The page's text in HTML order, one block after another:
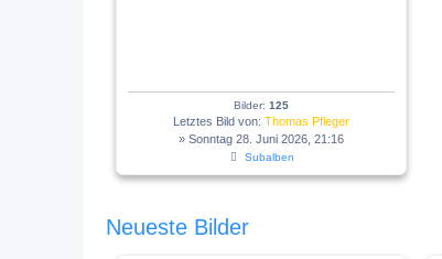
Bilder: 125
Letztes Bild von: Thomas Pfleger
» Sonntag 28. Juni 2026, 21:16
Subalben
Neueste Bilder